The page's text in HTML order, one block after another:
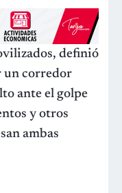
definió
un corredor
ante el golpe
y otros
ambas